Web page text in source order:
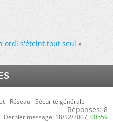
ordi s'éteint tout seul »
- Réseau - Sécurité générale
Réponses: 8
Dernier message: 18/12/2007, 00h59